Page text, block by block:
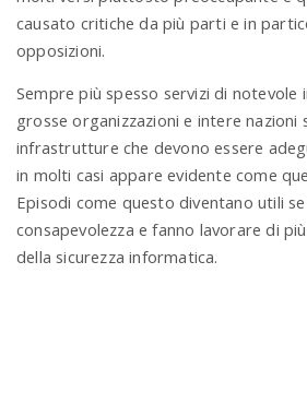
causato critiche da più parti e in
opposizioni.
Sempre più spesso servizi di notevole
grosse organizzazioni e intere nazioni
infrastrutture che devono essere
in molti casi appare evidente come
Episodi come questo diventano utili
consapevolezza e fanno lavorare di
della sicurezza informatica.